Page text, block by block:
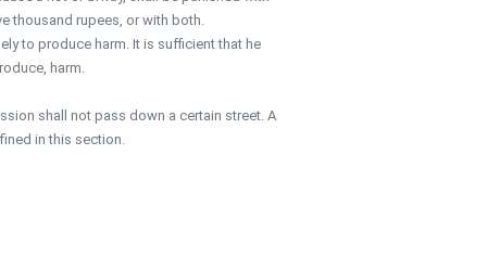
thousand rupees, or with both.
to produce harm. It is sufficient that he
harm.
shall not pass down a certain street. A
in this section.